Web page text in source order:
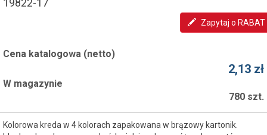
19822-17
Zapytaj o RABAT
Cena katalogowa (netto)
2,13 zł
W magazynie
780 szt.
Kolorowa kreda w 4 kolorach zapakowana w brązowy kartonik.